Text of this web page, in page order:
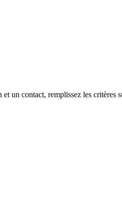
un contact, remplissez les critères